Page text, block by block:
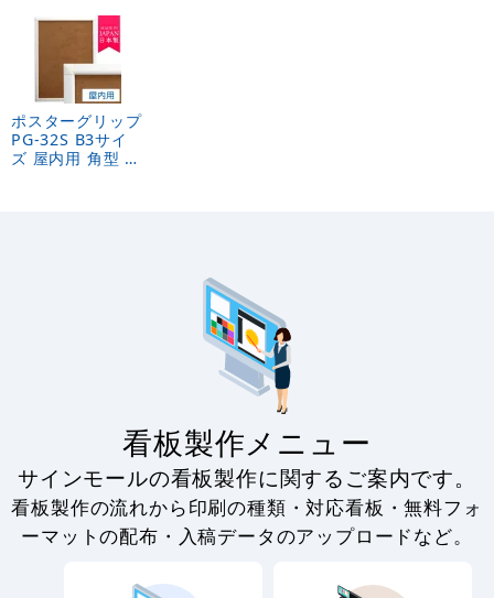
ポスターグリップ
PG-32S B3サイ
ズ 屋内用 角型 ホ
看板製作メニュー
サインモールの看板製作に関するご案内です。
看板製作の流れから印刷の種類・対応看板・無料フォ
ーマットの配布・入稿データのアップロードなど。